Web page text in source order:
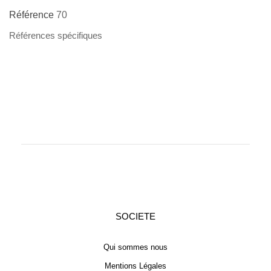
Référence 70
Références spécifiques
SOCIETE
Qui sommes nous
Mentions Légales